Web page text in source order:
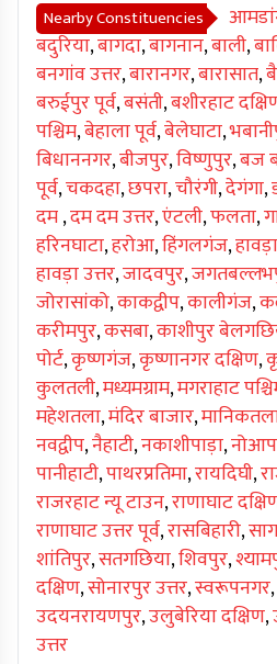
Nearby Constituencies
बदुरिया,बागदा,बागनान,बाली,
बनगांव उत्तर,बारानगर,बारासात,
बरुईपुर पूर्व,बसंती,बशीरहाट
पश्चिम,बेहाला पूर्व,बेलेघाटा,
बिधाननगर,बीजपुर,विष्णुपुर,बज
पूर्व,चकदहा,छपरा,चौरंगी,देगंगा,
दम,दम दम उत्तर,एंटली,फलता,
हरिनघाटा,हरोआ,हिंगलगंज,
हावड़ा उत्तर,जादवपुर,
जोरासांको,काकद्वीप,कालीगंज,
करीमपुर,कसबा,काशीपुर
पोर्ट,कृष्णगंज,कृष्णानगर दक्षिण,
कुलतली,मध्यमग्राम,मगराहाट
महेशतला,मंदिर बाजार,
नवद्वीप,नैहाटी,नकाशीपाड़ा,
पानीहाटी,पाथरप्रतिमा,रायदिघी,
राजरहाट न्यू टाउन,राणाघाट
राणाघाट उत्तर पूर्व,रासबिहारी,
शांतिपुर,सतगछिया,शिवपुर,
दक्षिण,सोनारपुर उत्तर,स्वरूपनगर,
उदयनरायणपुर,उलुबेरिया दक्षिण,
उत्तर